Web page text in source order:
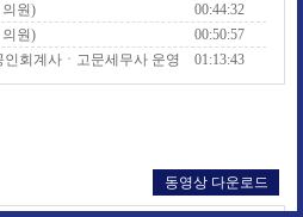
원)
00:44:32
원)
00:50:57
인회계사ㆍ고문세무사 운영
회 조례 일부개정조례안
복무 조례 일부개정조례안
구성ㆍ운영 조례 일부개정조
01:13:43
동영상 다운로드